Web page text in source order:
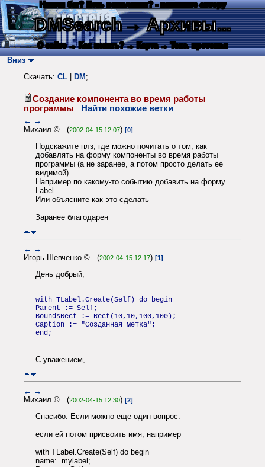
Нашли баг? Есть пожелания? - напишите автору
DMSearch→ Архивы...
О сайте → Как искать? → Карта → Текс. протокол
Вниз
Скачать: CL DM ;
Создание компонента во время работы
программы
Найти похожие ветки
← →
Михаил © (2002-04-15 12:07) [0]
Подскажите плз, где можно почитать о том, как
добавлять на форму компоненты во время работы
программы (а не заранее, а потом просто делать ее
видимой).
Например по какому-то событию добавить на форму
Label...
Или объясните как это сделать
Заранее благодарен
← →
Игорь Шевченко © (2002-04-15 12:17) [1]
День добрый,
with TLabel.Create(Self) do begin
Parent := Self;
BoundsRect := Rect(10,10,100,100);
Caption := "Созданная метка";
end;
С уважением,
← →
Михаил © (2002-04-15 12:30) [2]
Спасибо. Если можно еще один вопрос:
если ей потом присвоить имя, например
with TLabel.Create(Self) do begin
name:=mylabel;